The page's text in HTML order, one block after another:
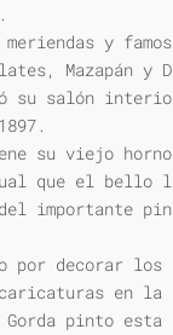
y
Mazapán y
su salón
su viejo
que el bello
importante
por decorar los
caricaturas en
Gorda pinto